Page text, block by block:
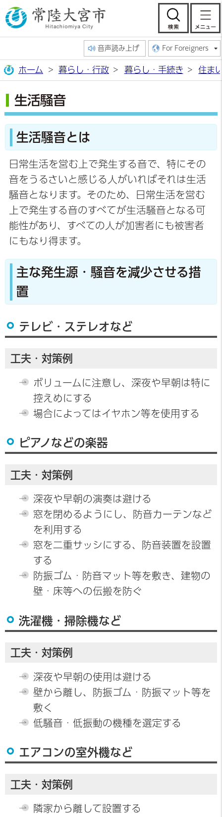
常陸大宮市公
検
音声読み上げ For Foreigners
ホーム 暮らし・行政 暮らし・手続き 住ま
生活騒音
生活騒音とは
日常生活を営む上で発生する音で、特にその
音をうるさいと感じる人がいればそれは生活
騒音となります。そのため、日常生活を営む
上で発生する音のすべてが生活騒音となる可
能性があり、すべての人が加害者にも被害者
にもなり得ます。
主な発生源・騒音を減少させる措
置
テレビ・ステレオなど
工夫・対策例
ボリュームに注意し、深夜や早朝は特に
控えめにする
場合によってはイヤホン等を使用する
ピアノなどの楽器
工夫・対策例
深夜や早朝の演奏は避ける
窓を閉めるようにし、防音カーテンなど
を利用する
窓を二重サッシにする、防音装置を設置
する
防振ゴム・防音マット等を敷き、建物の
壁・床等への伝搬を防ぐ
洗濯機・掃除機など
工夫・対策例
深夜や早朝の使用は避ける
壁から離し、防振ゴム・防振マット等を
敷く
低騒音・低振動の機種を選定する
エアコンの室外機など
工夫・対策例
隣家から離して設置する